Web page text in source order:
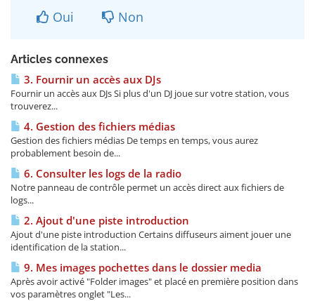
Oui Non
Articles connexes
3. Fournir un accès aux DJs
Fournir un accès aux DJs Si plus d'un DJ joue sur votre station, vous
trouverez...
4. Gestion des fichiers médias
Gestion des fichiers médias De temps en temps, vous aurez
probablement besoin de...
6. Consulter les logs de la radio
Notre panneau de contrôle permet un accès direct aux fichiers de
logs...
2. Ajout d'une piste introduction
Ajout d'une piste introduction Certains diffuseurs aiment jouer une
identification de la station...
9. Mes images pochettes dans le dossier media
Après avoir activé "Folder images" et placé en première position dans
vos paramètres onglet "Les...